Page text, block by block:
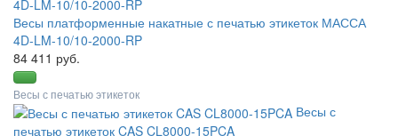
Весы платформенные накатные с печатью этикеток МАССА
4D-LM-10/10-2000-RP
84 411 руб.
Весы с печатью этикеток
Весы с
печатью этикеток CAS CL8000-15PCA